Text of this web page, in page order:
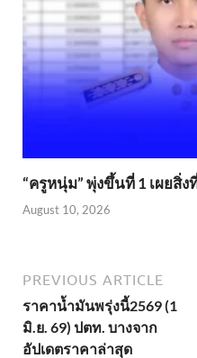
“ครูหนุ่ม” พุ่งขึ้นที่ 1 เผยสิ่
August 10, 2026
PREVIOUS ARTICLE
ราคาน้ำมันพรุ่งนี้2569 (1
มิ.ย. 69) ปตท. บางจาก
อัปเดตราคาล่าสุด